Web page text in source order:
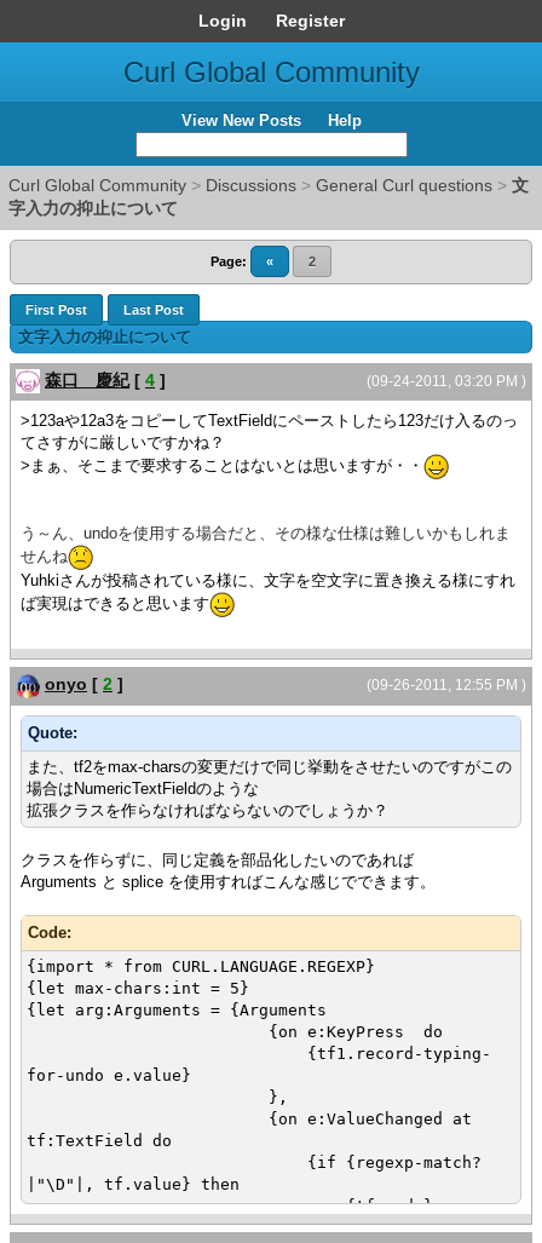
Login Register
Curl Global Community
View New Posts Help
Curl Global Community > Discussions > General Curl questions > 文
字入力の抑止について
Page: « 2
First Post Last Post
文字入力の抑止について
(09-24-2011, 03:20 PM )
森口 慶紀 [ 4 ]
>123aや12a3をコピーしてTextFieldにペーストしたら123だけ入るのっ
てさすがに厳しいですかね？
>まぁ、そこまで要求することはないとは思いますが・・
う～ん、undoを使用する場合だと、その様な仕様は難しいかもしれま
せんね
Yuhkiさんが投稿されている様に、文字を空文字に置き換える様にすれ
ば実現はできると思います
(09-26-2011, 12:55 PM )
onyo [ 2 ]
Quote:
また、tf2をmax-charsの変更だけで同じ挙動をさせたいのですがこの
場合はNumericTextFieldのような
拡張クラスを作らなければならないのでしょうか？
クラスを作らずに、同じ定義を部品化したいのであれば
Arguments と splice を使用すればこんな感じでできます。
Code:
{import * from CURL.LANGUAGE.REGEXP}
{let max-chars:int = 5}
{let arg:Arguments = {Arguments
{on e:KeyPress do
{tf1.record-typing-
for-undo e.value}
},
{on e:ValueChanged at
tf:TextField do
{if {regexp-match?
|"\D"|, tf.value} then
{tf.undo}
else